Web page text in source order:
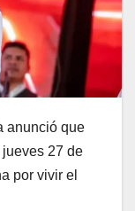
anunció que
27 de
por vivir el